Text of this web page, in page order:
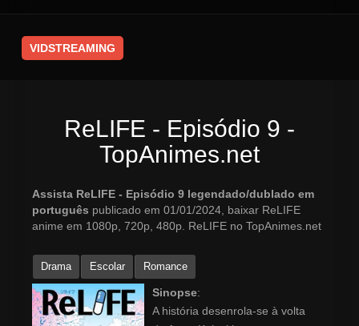
VIDSTREAMING
ReLIFE - Episódio 9 -
TopAnimes.net
Assista ReLIFE - Episódio 9 legendado/dublado em
português publicado em 01/01/2024, baixar ReLIFE
anime em 1080p, 720p, 480p. ReLIFE no TopAnimes.net
Drama Escolar Romance
Sinopse:
A história desenrola-se à volta